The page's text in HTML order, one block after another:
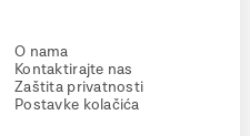
O nama
Kontaktirajte nas
Zaštita privatnosti
Postavke kolačića